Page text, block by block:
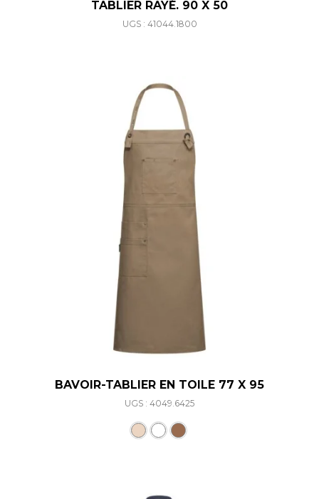
TABLIER RAYÉ. 90 X 50
UGS : 41044.1800
BAVOIR-TABLIER EN TOILE 77 X 95
UGS : 4049.6425